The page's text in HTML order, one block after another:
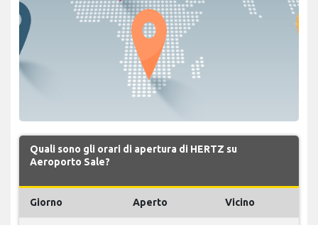
Quali sono gli orari di apertura di HERTZ su
Aeroporto Sale?
Giorno Aperto Vicino